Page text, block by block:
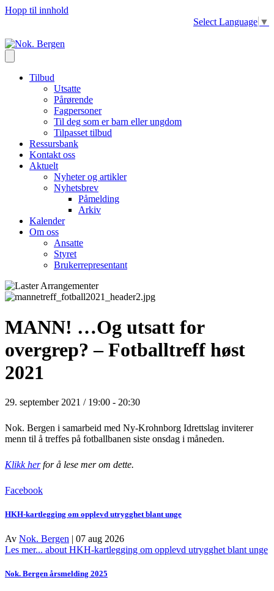
Hopp til innhold
Select Language ▼
Tilbud
Utsatte
Pårørende
Fagpersoner
Til deg som er barn eller ungdom
Tilpasset tilbud
Ressursbank
Kontakt oss
Aktuelt
Nyheter og artikler
Nyhetsbrev
Påmelding
Arkiv
Kalender
Om oss
Ansatte
Styret
Brukerrepresentant
MANN! …Og utsatt for
overgrep? – Fotballtreff høst
2021
29. september 2021 / 19:00 - 20:30
Nok. Bergen i samarbeid med Ny-Krohnborg Idrettslag inviterer
menn til å treffes på fotballbanen siste onsdag i måneden.
Klikk herfor å lese mer om dette.
Facebook
HKH-kartlegging om opplevd utrygghet blant unge
Av Nok. Bergen | 07 aug 2026
Les mer... about HKH-kartlegging om opplevd utrygghet blant unge
Nok. Bergen årsmelding 2025